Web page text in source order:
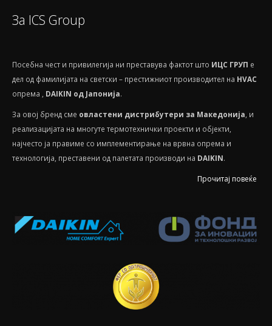
За ICS Group
Посебнa чест и привилегија ни преставува фактот што ИЦС ГРУП е
дел од фамилијата на светски – престижниот производител на HVAС
опрема , DAIKIN од Јапонија.
За овој бренд сме овластени дистрибутери за Македонија , и
реализацијата на многуте термотехнички проекти и објекти,
најчесто ја правиме со имплементирање на врвна опрема и
технологија, преставени од палетата производи на DAIKIN.
Прочитај повеќе